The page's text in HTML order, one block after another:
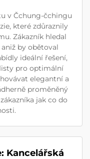
v Čchung-čchingu
které zdůraznily
Zákazník hledal
by obětoval
ideální řešení,
pro optimální
elegantní a
proměněný
jak co do
Kancelářská